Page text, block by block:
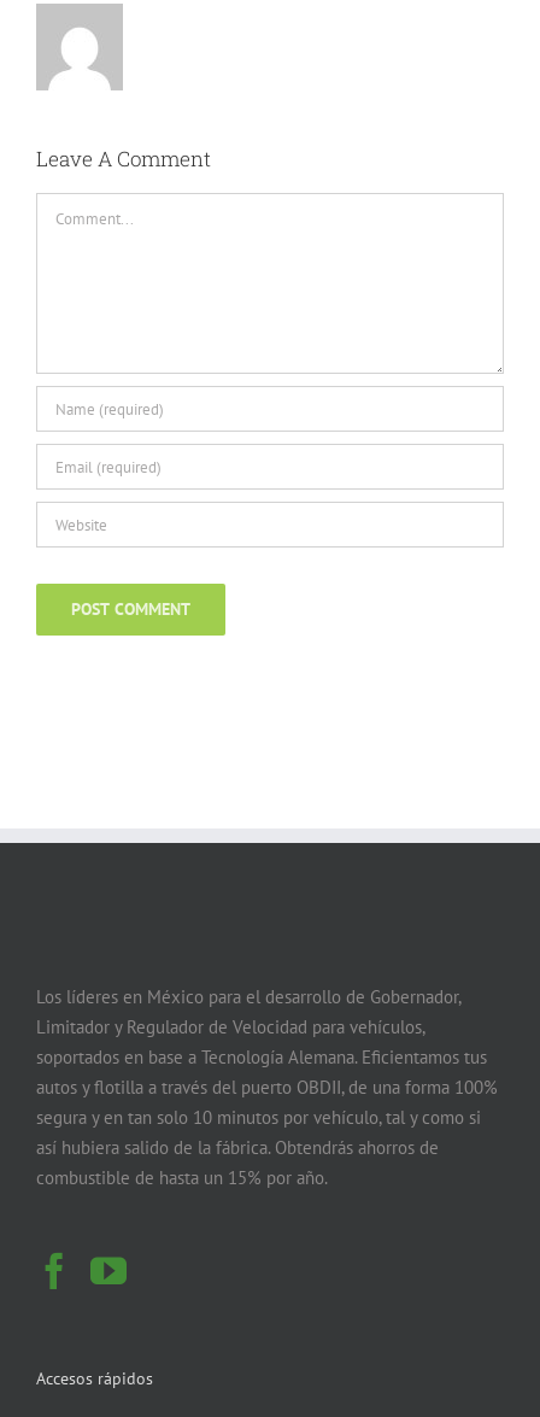
Leave A Comment
Los líderes en México para el desarrollo de Gobernador,
Limitador y Regulador de Velocidad para vehículos,
soportados en base a Tecnología Alemana. Eficientamos tus
autos y flotilla a través del puerto OBDII, de una forma 100%
segura y en tan solo 10 minutos por vehículo, tal y como si
así hubiera salido de la fábrica. Obtendrás ahorros de
combustible de hasta un 15% por año.
Accesos rápidos